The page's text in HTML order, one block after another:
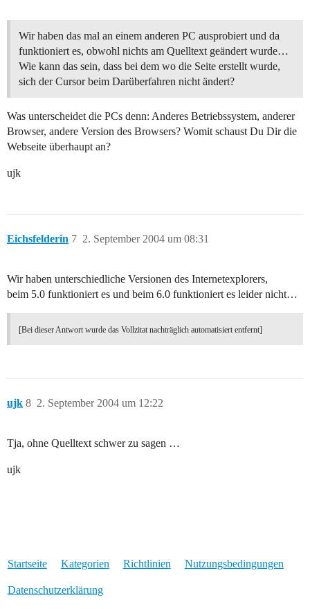
Wir haben das mal an einem anderen PC ausprobiert und da
funktioniert es, obwohl nichts am Quelltext geändert wurde…
Wie kann das sein, dass bei dem wo die Seite erstellt wurde,
sich der Cursor beim Darüberfahren nicht ändert?
Was unterscheidet die PCs denn: Anderes Betriebssystem, anderer
Browser, andere Version des Browsers? Womit schaust Du Dir die
Webseite überhaupt an?
ujk
Eichsfelderin 2. September 2004 um 08:31
7
Wir haben unterschiedliche Versionen des Internetexplorers,
beim 5.0 funktioniert es und beim 6.0 funktioniert es leider nicht…
[Bei dieser Antwort wurde das Vollzitat nachträglich automatisiert entfernt]
ujk 2. September 2004 um 12:22
8
Tja, ohne Quelltext schwer zu sagen …
ujk
Startseite Kategorien Richtlinien Nutzungsbedingungen
Datenschutzerklärung